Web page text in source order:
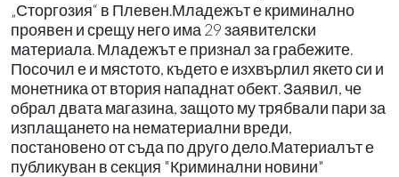
„Сторгозия“ в Плевен.Младежът е криминално
проявен и срещу него има 29 заявителски
материала. Младежът е признал за грабежите.
Посочил е и мястото, където е изхвърлил якето си и
монетника от втория нападнат обект. Заявил, че
обрал двата магазина, защото му трябвали пари за
изплащането на нематериални вреди,
постановено от съда по друго дело.Материалът е
публикуван в секция "Криминални новини"